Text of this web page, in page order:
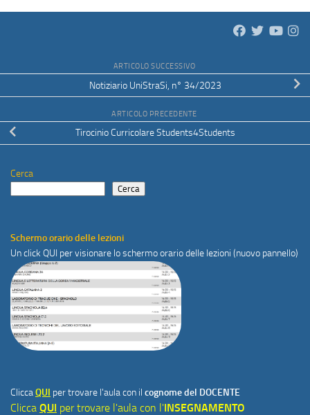
ARTICOLO SUCCESSIVO
Notiziario UniStraSi, n° 34/2023
ARTICOLO PRECEDENTE
Tirocinio Curricolare Students4Students
Cerca
Cerca
Schermo orario delle lezioni
Un click QUI per visionare lo schermo orario delle lezioni (nuovo pannello)
CliccaQUI per trovare l'aula con il cognome del DOCENTE
Clicca QUI per trovare l'aula con l'INSEGNAMENTO